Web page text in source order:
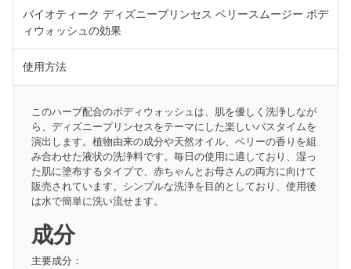
バイオティーク ディズニープリンセス ベリースムージー ボデ
ィウォッシュの効果
使用方法
このハーブ配合のボディウォッシュは、肌を優しく洗浄しなが
ら、ディズニープリンセスをテーマにした楽しいバスタイムを
演出します。植物由来の成分や天然オイル、ベリーの香りを組
み合わせた液状の洗浄料です。毎日の使用に適しており、湿っ
た肌に塗布するタイプで、赤ちゃんとお母さんの両方に向けて
販売されています。シンプルな洗浄を目的としており、使用後
は水で簡単に洗い流せます。
成分
主要成分：